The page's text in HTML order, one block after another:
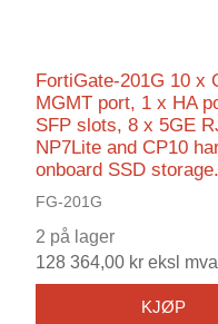
FortiGate-201G 10 x
MGMT port, 1 x HA
SFP slots, 8 x 5GE
NP7Lite and CP10
onboard SSD storage.
FG-201G
2 på lager
128 364,00 kr eksl mva
KJØP